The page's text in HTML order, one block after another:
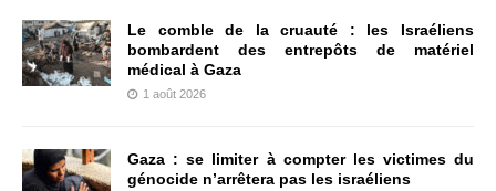
Le comble de la cruauté : les Israéliens
bombardent des entrepôts de matériel
médical à Gaza
1 août 2026
Gaza : se limiter à compter les victimes du
génocide n’arrêtera pas les israéliens